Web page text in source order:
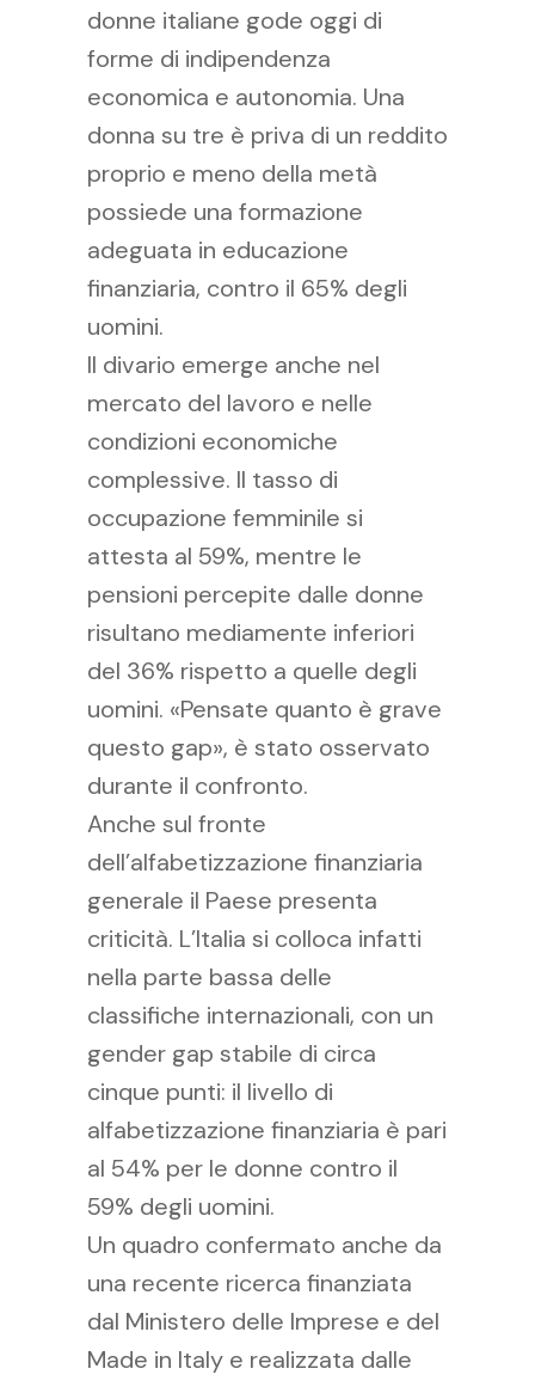
donne italiane gode oggi di
forme di indipendenza
economica e autonomia. Una
donna su tre è priva di un reddito
proprio e meno della metà
possiede una formazione
adeguata in educazione
finanziaria, contro il 65% degli
uomini.
Il divario emerge anche nel
mercato del lavoro e nelle
condizioni economiche
complessive. Il tasso di
occupazione femminile si
attesta al 59%, mentre le
pensioni percepite dalle donne
risultano mediamente inferiori
del 36% rispetto a quelle degli
uomini. «Pensate quanto è grave
questo gap», è stato osservato
durante il confronto.
Anche sul fronte
dell’alfabetizzazione finanziaria
generale il Paese presenta
criticità. L’Italia si colloca infatti
nella parte bassa delle
classifiche internazionali, con un
gender gap stabile di circa
cinque punti: il livello di
alfabetizzazione finanziaria è pari
al 54% per le donne contro il
59% degli uomini.
Un quadro confermato anche da
una recente ricerca finanziata
dal Ministero delle Imprese e del
Made in Italy e realizzata dalle